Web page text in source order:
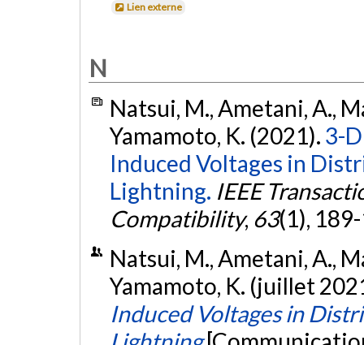
Lien externe
N
Natsui, M., Ametani, A.,
Yamamoto, K. (2021). 3-
Induced Voltages in
Lightning. IEEE
Compatibility, 63(1),
Natsui, M., Ametani, A.,
Yamamoto, K. (juillet
Induced Voltages in